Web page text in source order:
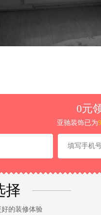
0元
亚驰装饰已为
择
的装修体验